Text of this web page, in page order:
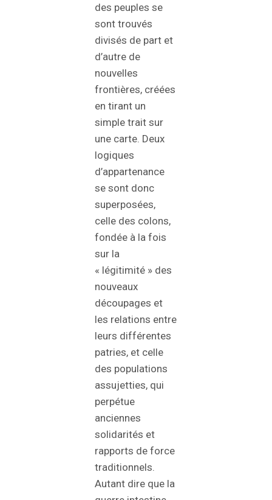
des peuples se
sont trouvés
divisés de part et
d’autre de
nouvelles
frontières, créées
en tirant un
simple trait sur
une carte. Deux
logiques
d’appartenance
se sont donc
superposées,
celle des colons,
fondée à la fois
sur la
« légitimité » des
nouveaux
découpages et
les relations entre
leurs différentes
patries, et celle
des populations
assujetties, qui
perpétue
anciennes
solidarités et
rapports de force
traditionnels.
Autant dire que la